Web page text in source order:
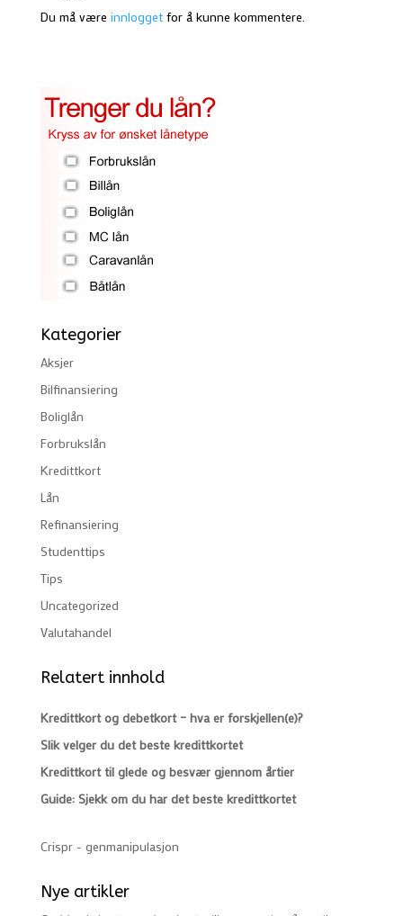
Du må være innloggetfor å kunne kommentere.
Kategorier
Aksjer
Bilfinansiering
Boliglån
Forbrukslån
Kredittkort
Lån
Refinansiering
Studenttips
Tips
Uncategorized
Valutahandel
Relatert innhold
Kredittkort og debetkort – hva er forskjellen(e)?
Slik velger du det beste kredittkortet
Kredittkort til glede og besvær gjennom årtier
Guide: Sjekk om du har det beste kredittkortet
Crispr - genmanipulasjon
Nye artikler